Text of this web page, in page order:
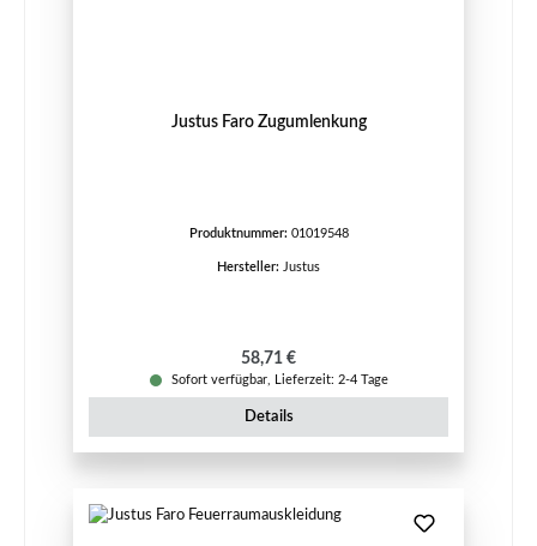
Justus Faro Zugumlenkung
Produktnummer: 01019548
Hersteller: Justus
Regulärer Preis:
58,71 €
Sofort verfügbar, Lieferzeit: 2-4 Tage
Details